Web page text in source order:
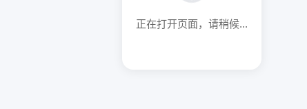
正在打开页面，请稍候...